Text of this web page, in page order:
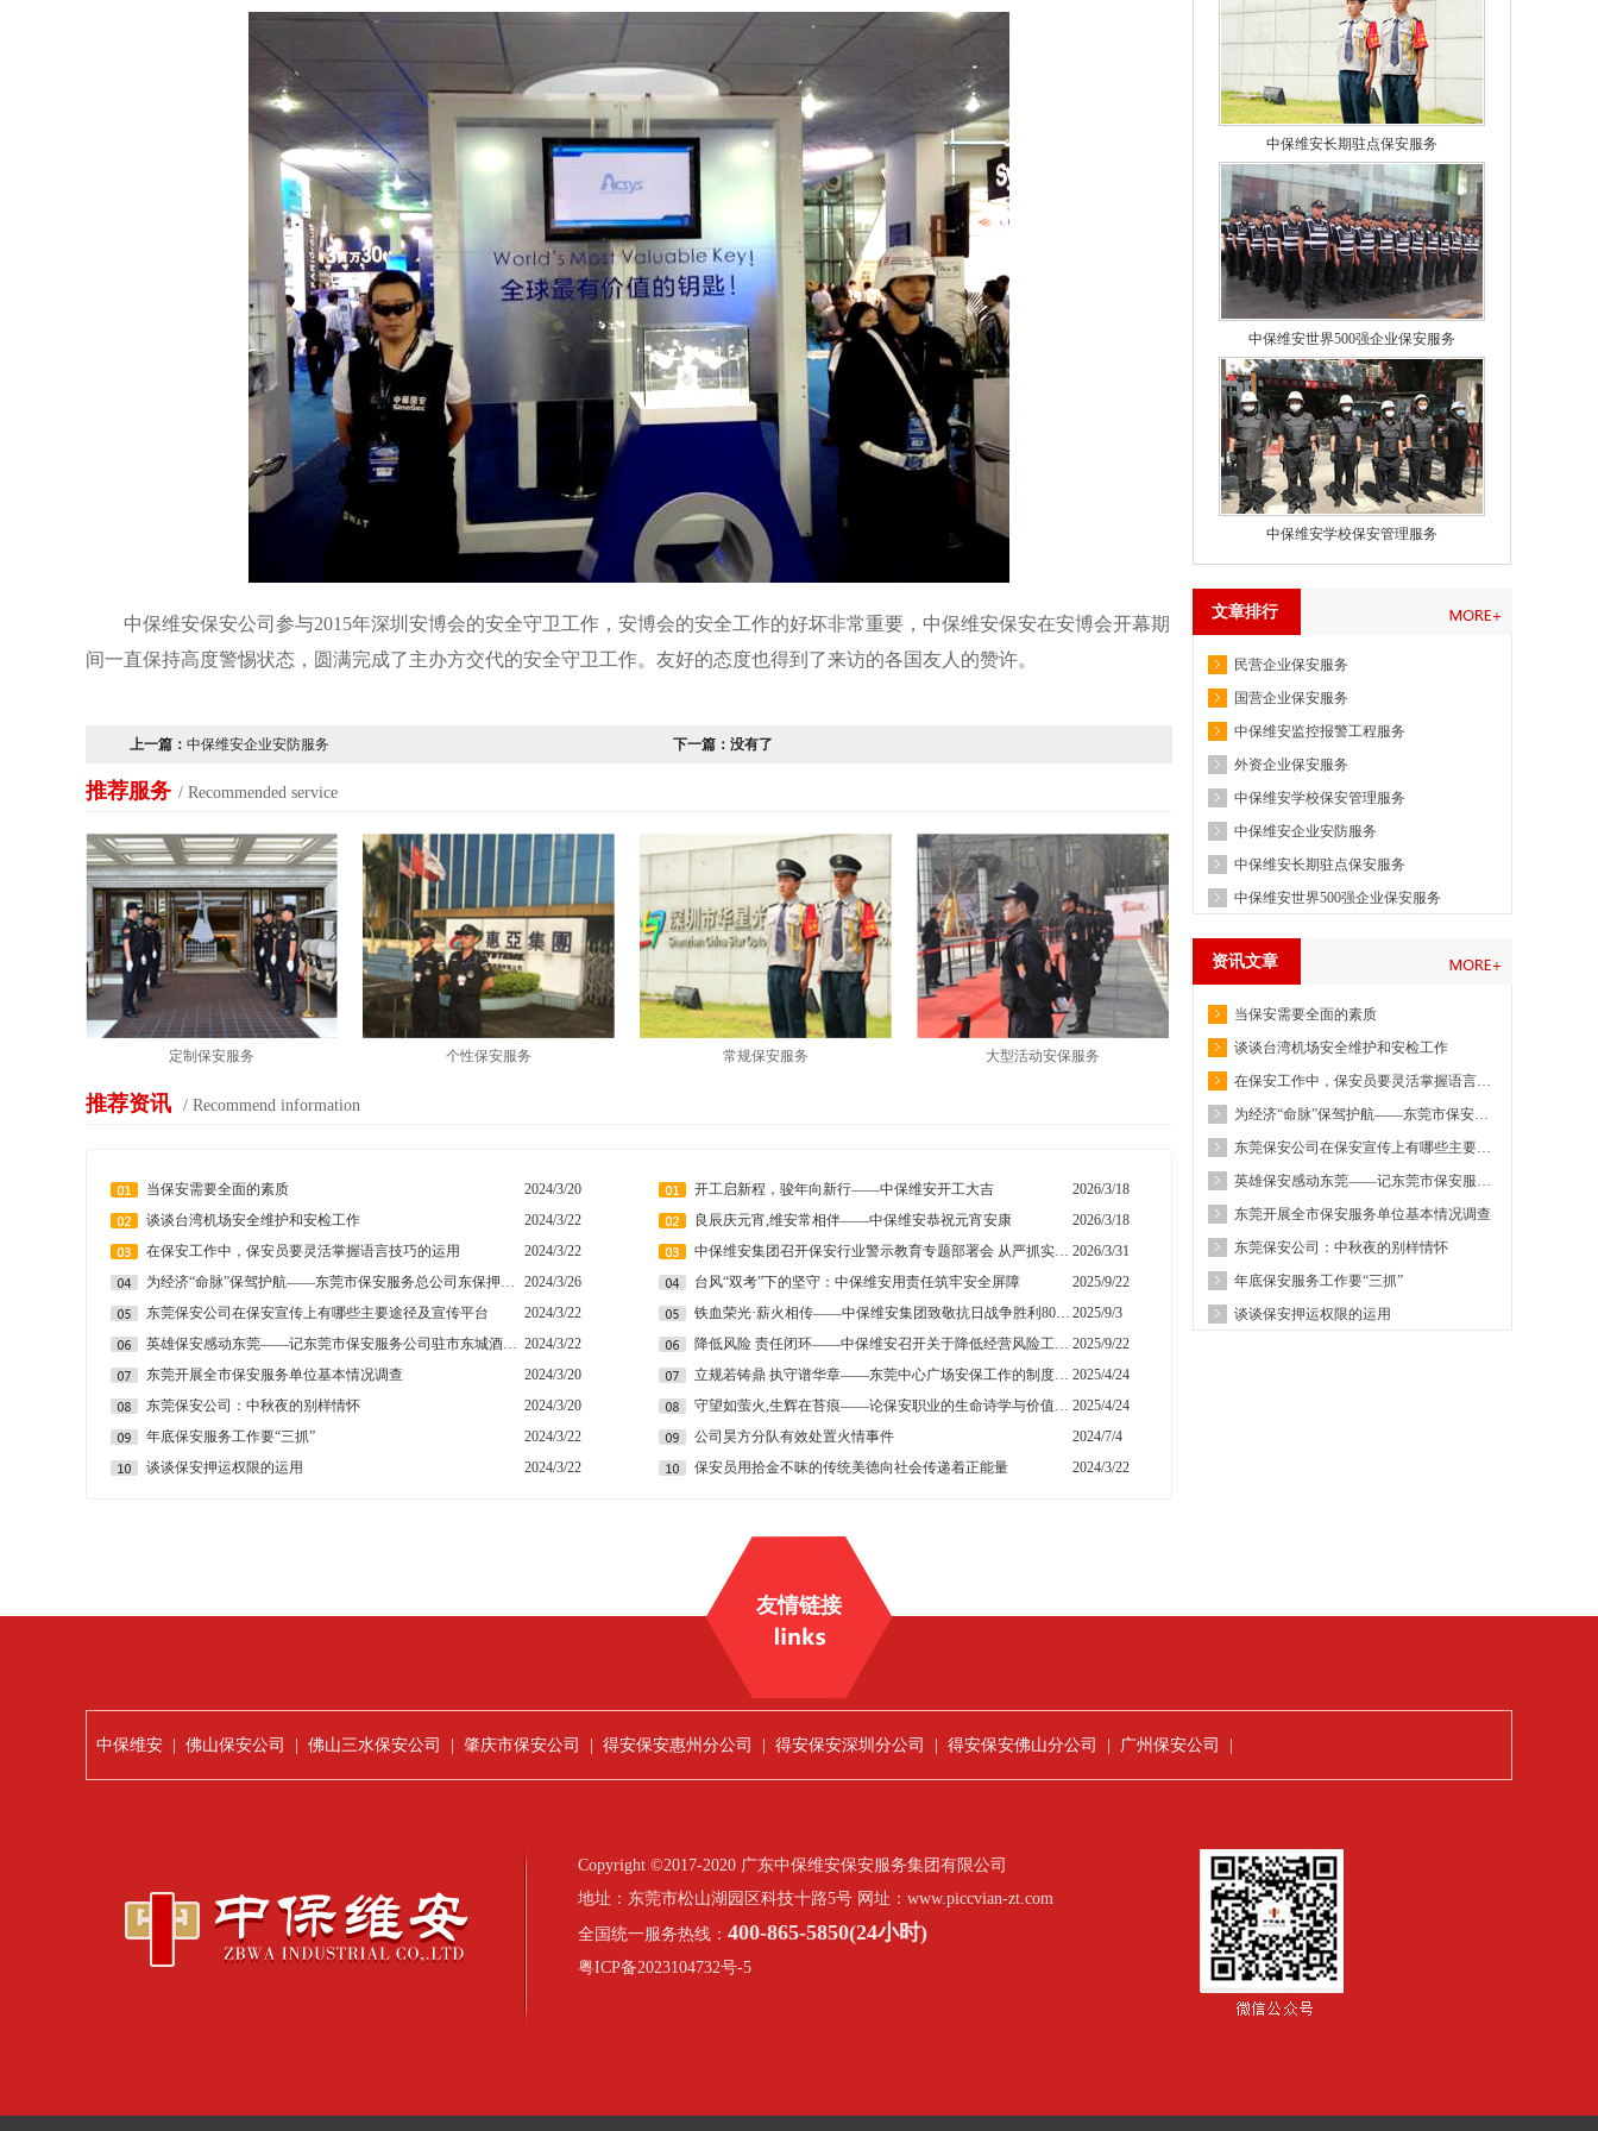
中保维安长期驻点保安服务
中保维安世界500强企业保安服务
中保维安学校保安管理服务
文章排行
民营企业保安服务
国营企业保安服务
中保维安监控报警工程服务
外资企业保安服务
中保维安学校保安管理服务
中保维安企业安防服务
中保维安长期驻点保安服务
中保维安世界500强企业保安服务
资讯文章
当保安需要全面的素质
谈谈台湾机场安全维护和安检工作
在保安工作中，保安员要灵活掌握语言技巧的运用
为经济“命脉”保驾护航——东莞市保安服务总公司东保押运有限公司管理工作侧记
东莞保安公司在保安宣传上有哪些主要途径及宣传平台
英雄保安感动东莞——记东莞市保安服务公司驻市东城酒吧街保安员李韩龙
东莞开展全市保安服务单位基本情况调查
东莞保安公司：中秋夜的别样情怀
年底保安服务工作要“三抓”
谈谈保安押运权限的运用
中保维安保安公司参与2015年深圳安博会的安全守卫工作，安博会的安全工作的好坏非常重要，中保维安保安在安博会开幕期
间一直保持高度警惕状态，圆满完成了主办方交代的安全守卫工作。友好的态度也得到了来访的各国友人的赞许。
上一篇： 中保维安企业安防服务 下一篇： 没有了
推荐服务 / Recommended service
定制保安服务 个性保安服务 常规保安服务 大型活动安保服务
推荐资讯 / Recommend information
当保安需要全面的素质
2024/3/20
谈谈台湾机场安全维护和安检工作
2024/3/22
在保安工作中，保安员要灵活掌握语言技巧的运用
2024/3/22
为经济“命脉”保驾护航——东莞市保安服务总公司东保押运有限公司管理工作侧记
2024/3/26
东莞保安公司在保安宣传上有哪些主要途径及宣传平台
2024/3/22
英雄保安感动东莞——记东莞市保安服务公司驻市东城酒吧街保安员李韩龙 2024/3/22
东莞开展全市保安服务单位基本情况调查
2024/3/20
东莞保安公司：中秋夜的别样情怀
2024/3/20
年底保安服务工作要“三抓”
2024/3/22
谈谈保安押运权限的运用
2024/3/22
开工启新程，骏年向新行——中保维安开工大吉
2026/3/18
良辰庆元宵,维安常相伴——中保维安恭祝元宵安康
2026/3/18
中保维安集团召开保安行业警示教育专题部署会 从严抓实规范化管理 筑牢安全防线 2026/3/31
台风“双考”下的坚守：中保维安用责任筑牢安全屏障
2025/9/22
铁血荣光·薪火相传——中保维安集团致敬抗日战争胜利80周年 2025/9/3
降低风险 责任闭环——中保维安召开关于降低经营风险工作的专题部署会议 2025/9/22
立规若铸鼎 执守谱华章——东莞中心广场安保工作的制度匠心与人文诗性 2025/4/24
守望如萤火,生辉在苔痕——论保安职业的生命诗学与价值自觉 2025/4/24
公司昊方分队有效处置火情事件
2024/7/4
保安员用拾金不昧的传统美德向社会传递着正能量
2024/3/22
友情链接
中保维安 佛山保安公司 佛山三水保安公司 肇庆市保安公司 得安保安惠州分公司 得安保安深圳分公司 得安保安佛山分公司 广州保安公司
Copyright ©2017-2020 广东中保维安保安服务集团有限公司
地址：东莞市松山湖园区科技十路5号 网址：www.piccvian-zt.com
全国统一服务热线： 400-865-5850(24小时)
粤ICP备2023104732号-5